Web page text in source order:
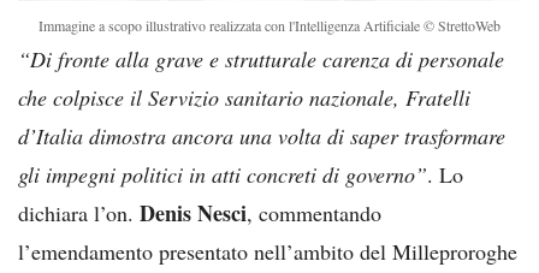
Immagine a scopo illustrativo realizzata con l'Intelligenza Artificiale © StrettoWeb
“Di fronte alla grave e strutturale carenza di personale
che colpisce il Servizio sanitario nazionale, Fratelli
d’Italia dimostra ancora una volta di saper trasformare
gli impegni politici in atti concreti di governo”. Lo
dichiara l’on. Denis Nesci, commentando
l’emendamento presentato nell’ambito del Milleproroghe